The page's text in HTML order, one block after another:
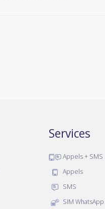
Services
Appels + SMS
Appels
SMS
SIM WhatsApp